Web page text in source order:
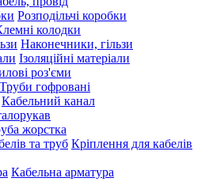
Розподільчі коробки
колодки
Наконечники, гільзи
Ізоляційні матеріали
роз'єми
Труби гофровані
Кабельний канал
жорстка
Кріплення для кабелів
Кабельна арматура